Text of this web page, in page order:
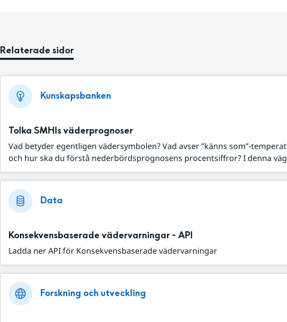
Relaterade sidor
Kunskapsbanken
Tolka SMHIs väderprognoser
Vad betyder egentligen vädersymbolen? Vad avser ”känns som”-
och hur ska du förstå nederbördsprognosens procentsiffror? I denna
Data
Konsekvensbaserade vädervarningar - API
Ladda ner API för Konsekvensbaserade vädervarningar
Forskning och utveckling